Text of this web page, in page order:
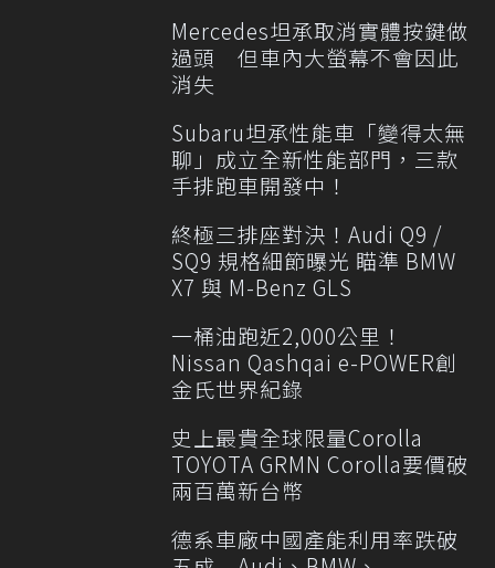
Mercedes坦承取消實體按鍵做
過頭 但車內大螢幕不會因此
消失
Subaru坦承性能車「變得太無
聊」成立全新性能部門，三款
手排跑車開發中！
終極三排座對決！Audi Q9 /
SQ9 規格細節曝光 瞄準 BMW
X7 與 M-Benz GLS
一桶油跑近2,000公里！
Nissan Qashqai e-POWER創
金氏世界紀錄
史上最貴全球限量Corolla
TOYOTA GRMN Corolla要價破
兩百萬新台幣
德系車廠中國產能利用率跌破